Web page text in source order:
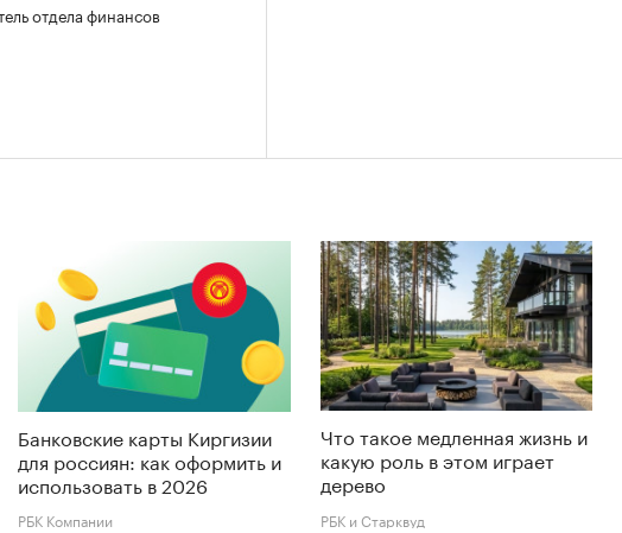
отдела финансов
Банковские карты Киргизии
для россиян: как оформить и
использовать в 2026
РБК Компании
Что такое медленная жизнь и
какую роль в этом играет
дерево
РБК и Старквуд